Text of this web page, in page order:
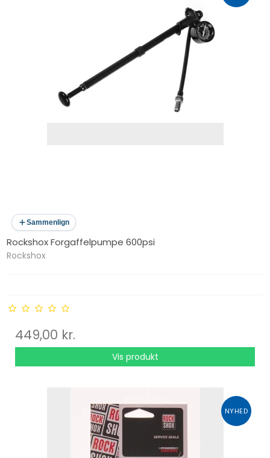
Sammenlign
Rockshox Forgaffelpumpe 600psi
Rockshox
449,00 kr.
Vis produkt
NYHED